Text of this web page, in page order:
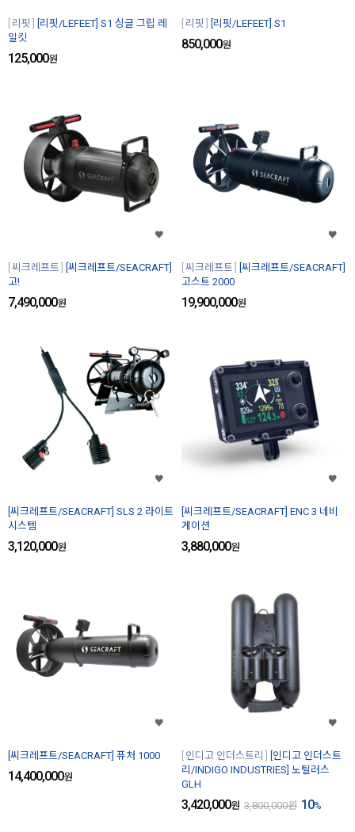
리핏
[리핏/LEFEET] S1 싱글 그립 레
일킷
125,000원
리핏 [리핏/LEFEET] S1
850,000원
씨크레프트
[씨크레프트/SEACRAFT]
고!
7,490,000원
씨크레프트
[씨크레프트/SEACRAFT]
고스트 2000
19,900,000원
[씨크레프트/SEACRAFT] SLS 2 라이트
시스템
3,120,000원
[씨크레프트/SEACRAFT] ENC 3 네비
게이션
3,880,000원
[씨크레프트/SEACRAFT] 퓨처 1000
14,400,000원
인디고 인더스트리
[인디고 인더스트
리/INDIGO INDUSTRIES] 노틸러스
GLH
3,420,000원 3,800,000원 10%